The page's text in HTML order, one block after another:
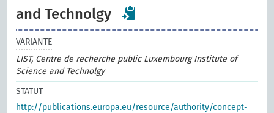
and Technolgy
VARIANTE
LIST, Centre de recherche public Luxembourg Institute of
Science and Technolgy
STATUT
http://publications.europa.eu/resource/authority/concept-